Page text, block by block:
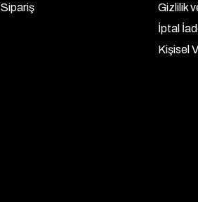
Sipariş
Gizlilik
İptal
Kişisel